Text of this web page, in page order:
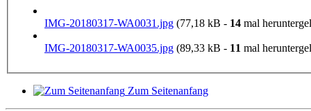
IMG-20180317-WA0031.jpg (77,18 kB - 14 mal
IMG-20180317-WA0035.jpg (89,33 kB - 11 mal
Zum Seitenanfang